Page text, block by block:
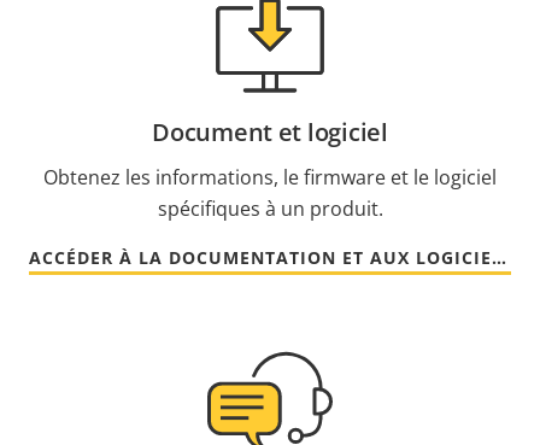
Document et logiciel
Obtenez les informations, le firmware et le logiciel
spécifiques à un produit.
ACCÉDER À LA DOCUMENTATION ET AUX LOGICIELS